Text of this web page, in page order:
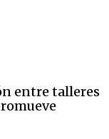
entre talleres